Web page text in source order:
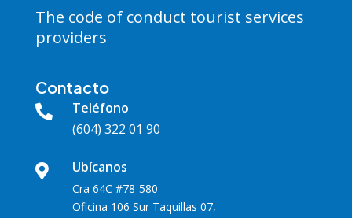
The code of conduct tourist services
providers
Contacto

Teléfono
(604) 322 01 90
 Ubícanos
Cra 64C #78-580
Oficina 106 Sur Taquillas 07,